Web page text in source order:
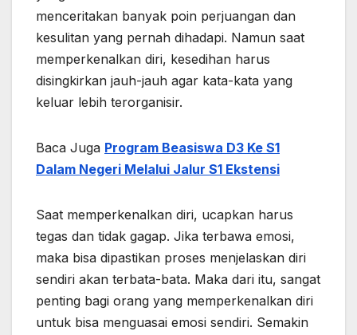
menceritakan banyak poin perjuangan dan
kesulitan yang pernah dihadapi. Namun saat
memperkenalkan diri, kesedihan harus
disingkirkan jauh-jauh agar kata-kata yang
keluar lebih terorganisir.
Baca Juga Program Beasiswa D3 Ke S1
Dalam Negeri Melalui Jalur S1 Ekstensi
Saat memperkenalkan diri, ucapkan harus
tegas dan tidak gagap. Jika terbawa emosi,
maka bisa dipastikan proses menjelaskan diri
sendiri akan terbata-bata. Maka dari itu, sangat
penting bagi orang yang memperkenalkan diri
untuk bisa menguasai emosi sendiri. Semakin